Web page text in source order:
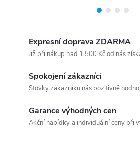
Expresní doprava ZDARMA
Již při nákup nad 1 500 Kč od nás
Spokojení zákazníci
Stovky zákazníků nás pozitivně
Garance výhodných cen
Akční nabídky a individuální ceny při